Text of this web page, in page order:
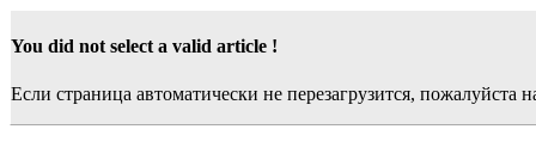
You did not select a valid article !
Если страница автоматически не перезагрузится, пожалуйста